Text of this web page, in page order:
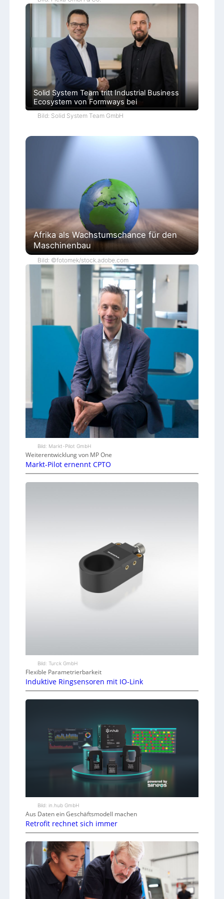
Solid System Team tritt Industrial Business
Ecosystem von Formways bei
Bild: Solid System Team GmbH
Afrika als Wachstumschance für den
Maschinenbau
Bild: ©fotomek/stock.adobe.com
Bild: Markt-Pilot GmbH
Weiterentwicklung von MP One
Markt-Pilot ernennt CPTO
Bild: Turck GmbH
Flexible Parametrierbarkeit
Induktive Ringsensoren mit IO-Link
Bild: in.hub GmbH
Aus Daten ein Geschäftsmodell machen
Retrofit rechnet sich immer